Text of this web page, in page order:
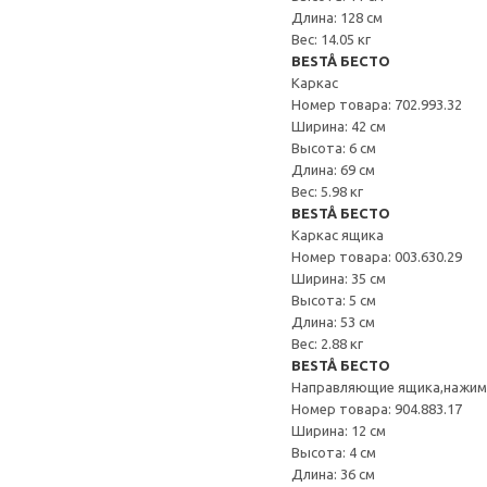
Длина: 128 см
Вес: 14.05 кг
BESTÅ БЕСТО
Каркас
Номер товара: 702.993.32
Ширина: 42 см
Высота: 6 см
Длина: 69 см
Вес: 5.98 кг
BESTÅ БЕСТО
Каркас ящика
Номер товара: 003.630.29
Ширина: 35 см
Высота: 5 см
Длина: 53 см
Вес: 2.88 кг
BESTÅ БЕСТО
Направляющие
Номер товара: 904.883.17
Ширина: 12 см
Высота: 4 см
Длина: 36 см